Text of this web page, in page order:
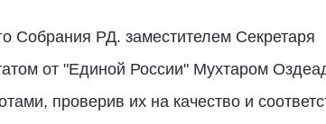
Собрания РД. заместителем Секретаря
от "Единой России" Мухтаром
проверив их на качество и